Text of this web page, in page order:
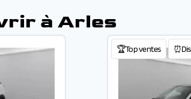
à Arles
🏆Top ventes